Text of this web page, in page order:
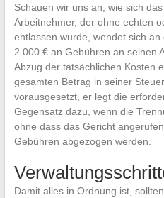
Schauen wir uns an, wie sich
Arbeitnehmer, der ohne echten
entlassen wurde, wendet sich
2.000 € an Gebühren an seinen
Abzug der tatsächlichen Kosten
gesamten Betrag in seiner
vorausgesetzt, er legt die
Gegensatz dazu, wenn die
ohne dass das Gericht
Gebühren abgezogen werden.
Damit alles in Ordnung ist,